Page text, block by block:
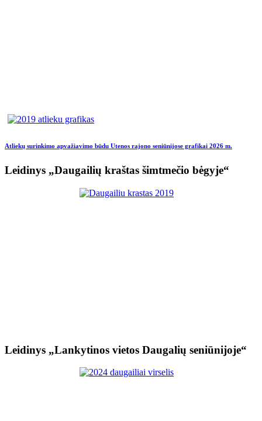
Atliekų surinkimo apvažiavimo būdu Utenos rajono seniūnijose grafikai 2026 m.
Leidinys „Daugailių kraštas šimtmečio bėgyje“
Leidinys „Lankytinos vietos Daugalių seniūnijoje“